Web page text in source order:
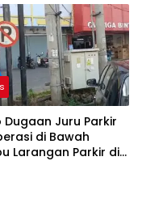
Utara
Dugaan Juru Parkir
di Bawah
Larangan Parkir di